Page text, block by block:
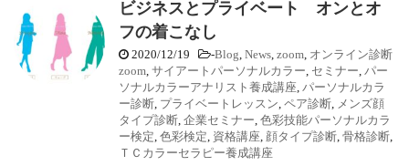
ビジネスとプライベート オンとオ
フの着こなし
2020/12/19 -Blog, News, zoom, オンライン診断
zoom, サイアートパーソナルカラー, セミナー, パー
ソナルカラーアナリスト養成講座, パーソナルカラ
ー診断, プライベートレッスン, ペア診断, メンズ顔
タイプ診断, 企業セミナー, 色彩技能パーソナルカラ
ー検定, 色彩検定, 資格講座, 顔タイプ診断, 骨格診断,
ＴＣカラーセラピー養成講座